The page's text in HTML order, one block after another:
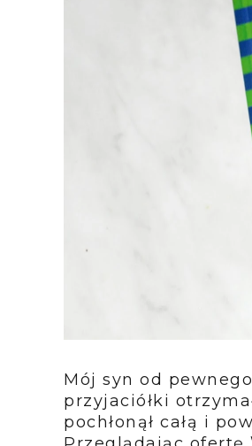
Mój syn od
przyjaciółki
pochłonął całą i